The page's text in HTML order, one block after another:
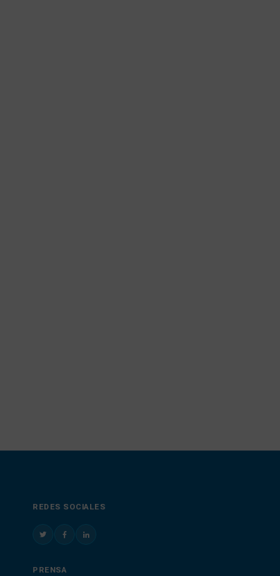
REDES SOCIALES
PRENSA